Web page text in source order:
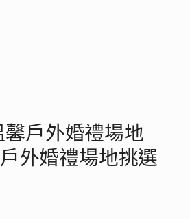
馨戶外婚禮場地
外婚禮場地挑選